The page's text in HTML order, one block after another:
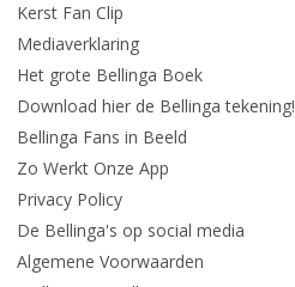
Kerst Fan Clip
Mediaverklaring
Het grote Bellinga Boek
Download hier de Bellinga tekening!
Bellinga Fans in Beeld
Zo Werkt Onze App
Privacy Policy
De Bellinga's op social media
Algemene Voorwaarden